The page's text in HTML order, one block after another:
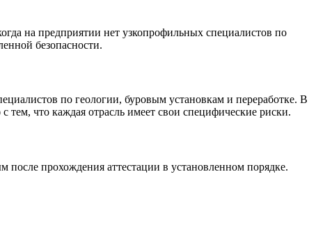
на предприятии нет узкопрофильных специалистов по
безопасности.
по геологии, буровым установкам и переработке. В
тем, что каждая отрасль имеет свои специфические риски.
прохождения аттестации в установленном порядке.